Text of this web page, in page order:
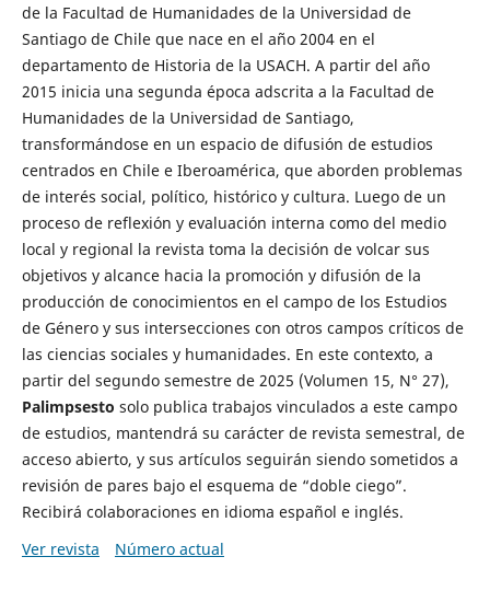
de la Facultad de Humanidades de la Universidad de
Santiago de Chile que nace en el año 2004 en el
departamento de Historia de la USACH. A partir del año
2015 inicia una segunda época adscrita a la Facultad de
Humanidades de la Universidad de Santiago,
transformándose en un espacio de difusión de estudios
centrados en Chile e Iberoamérica, que aborden problemas
de interés social, político, histórico y cultura. Luego de un
proceso de reflexión y evaluación interna como del medio
local y regional la revista toma la decisión de volcar sus
objetivos y alcance hacia la promoción y difusión de la
producción de conocimientos en el campo de los Estudios
de Género y sus intersecciones con otros campos críticos de
las ciencias sociales y humanidades. En este contexto, a
partir del segundo semestre de 2025 (Volumen 15, N° 27),
Palimpsesto solo publica trabajos vinculados a este campo
de estudios, mantendrá su carácter de revista semestral, de
acceso abierto, y sus artículos seguirán siendo sometidos a
revisión de pares bajo el esquema de “doble ciego”.
Recibirá colaboraciones en idioma español e inglés.
Ver revista
Número actual